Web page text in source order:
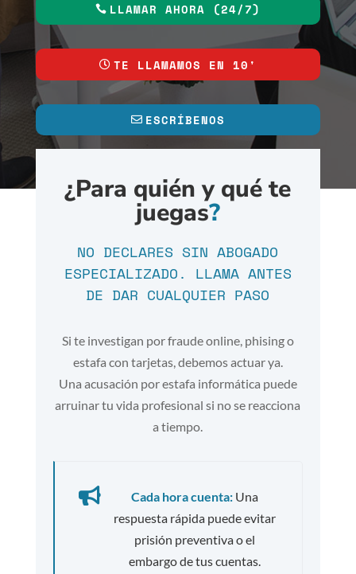
LLAMAR AHORA (24/7)
TE LLAMAMOS EN 10'
ESCRÍBENOS
¿Para quién y qué te
juegas?
NO DECLARES SIN ABOGADO
ESPECIALIZADO. LLAMA ANTES
DE DAR CUALQUIER PASO
Si te investigan por fraude online, phising o
estafa con tarjetas, debemos actuar ya.
Una acusación por estafa informática puede
arruinar tu vida profesional si no se reacciona
a tiempo.
 Cada hora cuenta: Una
respuesta rápida puede evitar
prisión preventiva o el
embargo de tus cuentas.